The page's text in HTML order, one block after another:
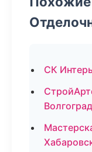
СК
Волгоград